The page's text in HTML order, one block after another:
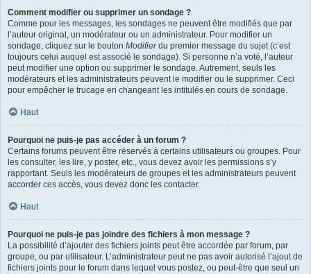
Comment modifier ou supprimer un sondage ?
Comme pour les messages, les sondages ne peuvent être modifiés que par
l’auteur original, un modérateur ou un administrateur. Pour modifier un
sondage, cliquez sur le bouton Modifierdu premier message du sujet (c’est
toujours celui auquel est associé le sondage). Si personne n’a voté, l’auteur
peut modifier une option ou supprimer le sondage. Autrement, seuls les
modérateurs et les administrateurs peuvent le modifier ou le supprimer. Ceci
pour empêcher le trucage en changeant les intitulés en cours de sondage.
Haut
Pourquoi ne puis-je pas accéder à un forum ?
Certains forums peuvent être réservés à certains utilisateurs ou groupes. Pour
les consulter, les lire, y poster, etc., vous devez avoir les permissions s’y
rapportant. Seuls les modérateurs de groupes et les administrateurs peuvent
accorder ces accès, vous devez donc les contacter.
Haut
Pourquoi ne puis-je pas joindre des fichiers à mon message ?
La possibilité d’ajouter des fichiers joints peut être accordée par forum, par
groupe, ou par utilisateur. L’administrateur peut ne pas avoir autorisé l’ajout de
fichiers joints pour le forum dans lequel vous postez, ou peut-être que seul un